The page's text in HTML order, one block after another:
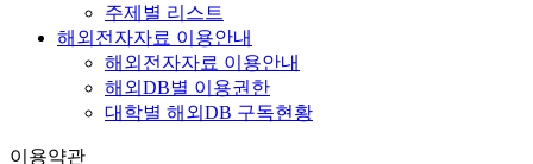
주제별 리스트
해외전자자료 이용안내
해외전자자료 이용안내
해외DB별 이용권한
대학별 해외DB 구독현황
이용약관